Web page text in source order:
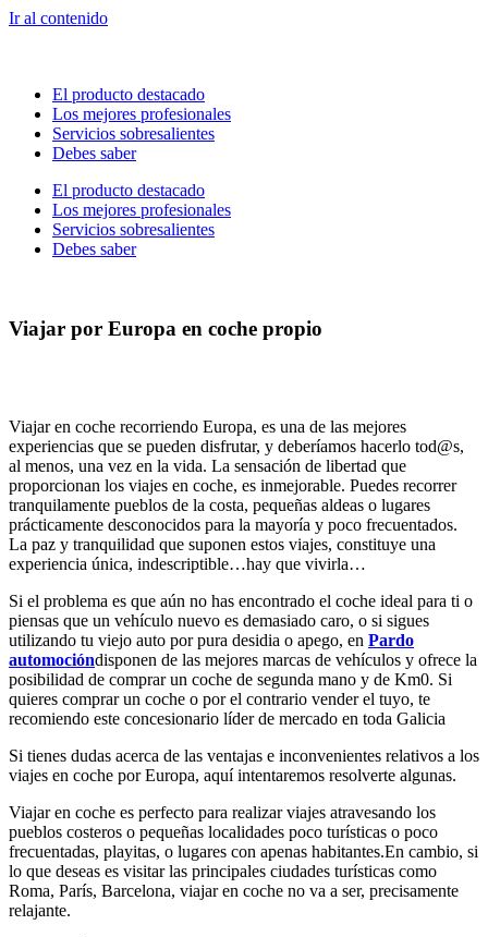
Ir al contenido
El producto destacado
Los mejores profesionales
Servicios sobresalientes
Debes saber
El producto destacado
Los mejores profesionales
Servicios sobresalientes
Debes saber
Viajar por Europa en coche propio
Viajar en coche recorriendo Europa, es una de las mejores
experiencias que se pueden disfrutar, y deberíamos hacerlo tod@s,
al menos, una vez en la vida. La sensación de libertad que
proporcionan los viajes en coche, es inmejorable. Puedes recorrer
tranquilamente pueblos de la costa, pequeñas aldeas o lugares
prácticamente desconocidos para la mayoría y poco frecuentados.
La paz y tranquilidad que suponen estos viajes, constituye una
experiencia única, indescriptible…hay que vivirla…
Si el problema es que aún no has encontrado el coche ideal para ti o
piensas que un vehículo nuevo es demasiado caro, o si sigues
utilizando tu viejo auto por pura desidia o apego, en Pardo
automocióndisponen de las mejores marcas de vehículos y ofrece la
posibilidad de comprar un coche de segunda mano y de Km0. Si
quieres comprar un coche o por el contrario vender el tuyo, te
recomiendo este concesionario líder de mercado en toda Galicia
Si tienes dudas acerca de las ventajas e inconvenientes relativos a los
viajes en coche por Europa, aquí intentaremos resolverte algunas.
Viajar en coche es perfecto para realizar viajes atravesando los
pueblos costeros o pequeñas localidades poco turísticas o poco
frecuentadas, playitas, o lugares con apenas habitantes.En cambio, si
lo que deseas es visitar las principales ciudades turísticas como
Roma, París, Barcelona, viajar en coche no va a ser, precisamente
relajante.